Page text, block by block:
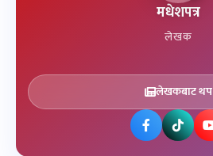
मधेशपत्र
लेखक
लेखकबाट थप